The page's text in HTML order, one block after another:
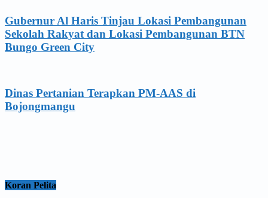
Gubernur Al Haris Tinjau Lokasi Pembangunan
Sekolah Rakyat dan Lokasi Pembangunan BTN
Bungo Green City
Dinas Pertanian Terapkan PM-AAS di
Bojongmangu
Koran Pelita